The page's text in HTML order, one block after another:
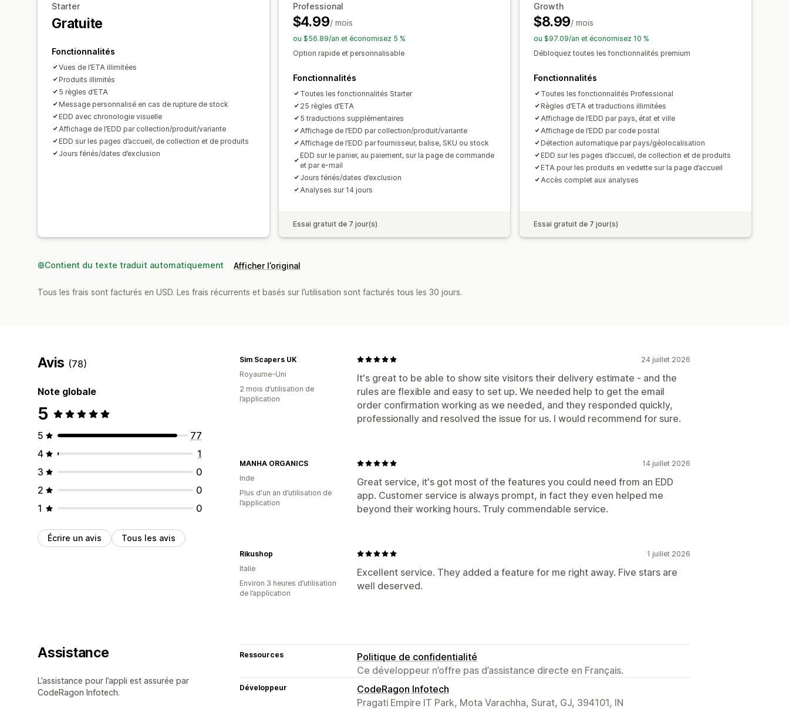
Starter
Gratuite
Fonctionnalités
Vues de l’ETA illimitées
Produits illimités
5 règles d’ETA
Message personnalisé en cas de rupture de stock
EDD avec chronologie visuelle
Affichage de l’EDD par collection/produit/variante
EDD sur les pages d’accueil, de collection et de produits
Jours fériés/dates d’exclusion
Professional
$4.99/ mois
ou $56.89/an et économisez 5 %
Option rapide et personnalisable
Fonctionnalités
Toutes les fonctionnalités Starter
25 règles d’ETA
5 traductions supplémentaires
Affichage de l’EDD par collection/produit/variante
Affichage de l’EDD par fournisseur, balise, SKU ou stock
EDD sur le panier, au paiement, sur la page de commande
et par e-mail
Jours fériés/dates d’exclusion
Analyses sur 14 jours
Essai gratuit de 7 jour(s)
Growth
$8.99/ mois
ou $97.09/an et économisez 10 %
Débloquez toutes les fonctionnalités premium
Fonctionnalités
Toutes les fonctionnalités Professional
Règles d’ETA et traductions illimitées
Affichage de l’EDD par pays, état et ville
Affichage de l’EDD par code postal
Détection automatique par pays/géolocalisation
EDD sur les pages d’accueil, de collection et de produits
ETA pour les produits en vedette sur la page d’accueil
Accès complet aux analyses
Essai gratuit de 7 jour(s)
Contient du texte traduit automatiquement Afficher l’original
Tous les frais sont facturés en USD. Les frais récurrents et basés sur l’utilisation sont facturés tous les 30 jours.
Avis (78)
Note globale
5
5
77
4
1
3
0
2
0
1
0
Écrire un avis Tous les avis
24 juillet 2026
It's great to be able to show site visitors their delivery estimate - and the
rules are flexible and easy to set up. We needed help to get the email
order confirmation working as we needed, and they responded quickly,
professionally and resolved the issue for us. I would recommend for sure.
Sim Scapers UK
Royaume-Uni
2 mois d’utilisation de
l’application
14 juillet 2026
Great service, it's got most of the features you could need from an EDD
app. Customer service is always prompt, in fact they even helped me
beyond their working hours. Truly commendable service.
MANHA ORGANICS
Inde
Plus d'un an d’utilisation de
l’application
1 juillet 2026
Excellent service. They added a feature for me right away. Five stars are
well deserved.
Rikushop
Italie
Environ 3 heures d’utilisation
de l’application
Assistance
L’assistance pour l’appli est assurée par
CodeRagon Infotech.
Ressources
Politique de confidentialité
Ce développeur n’offre pas d’assistance directe en Français.
Développeur
CodeRagon Infotech
Pragati Empire IT Park, Mota Varachha, Surat, GJ, 394101, IN